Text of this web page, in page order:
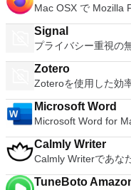
ウインドウズ10 Windows8.X。 Windows 7。 Windows XP。
OS X 10.10 Yosemite。 Mac OS X 10.9
Ubuntu。 RedHat。 スーゼ。 Debian。 CentOS。 VMware
て宣伝されています
供します。このアプ
ーザーが非常に簡単
Mac OSX で Mozilla
Signal
プライバシー重視の
Zotero
Zoteroを使用した効
Microsoft Word
Microsoft Word for
Calmly Writer
Calmly Writerであな
TuneBoto